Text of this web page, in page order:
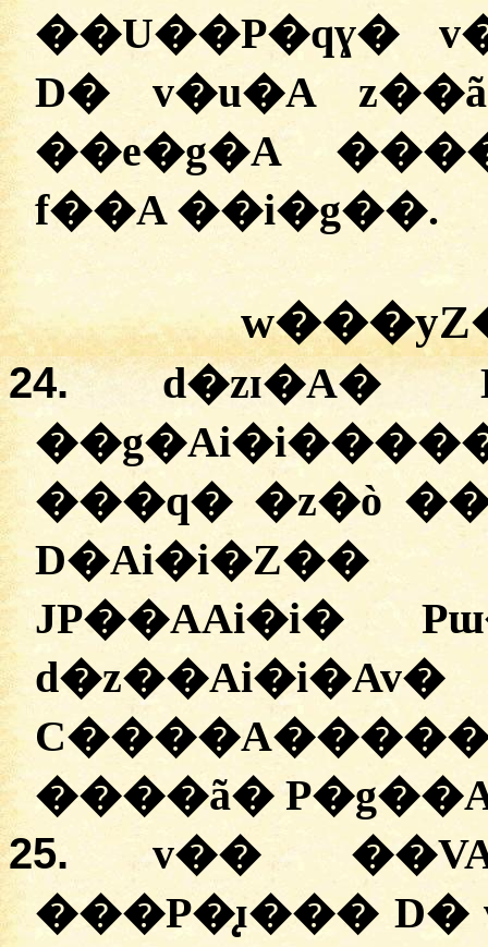
��U��P�qɣ�
D� v�u�A
��e�g�A
f��A ��i�g��.
24.
���q� �z�ò
D�Ai�i�Z��
JP��AAi�i�
����ã�
25.
v��
���P�̨ɪ��� D�